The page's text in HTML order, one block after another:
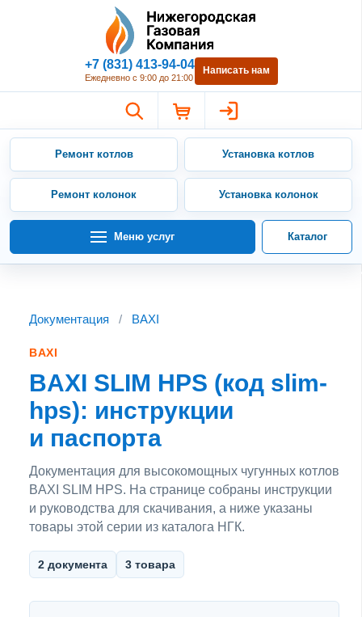
Нижегородская Газовая
+7 (831) 413-94-04
Ежедневно с 9:00 до 21:00
Написать нам
Ремонт котлов Установка котлов
Ремонт колонок Установка колонок
Меню услуг Каталог
Документация / BAXI
BAXI
BAXI SLIM HPS (код slim-
hps): инструкции
и паспорта
Документация для высокомощных чугунных котлов
BAXI SLIM HPS. На странице собраны инструкции
и руководства для скачивания, а ниже указаны
товары этой серии из каталога НГК.
2 документа 3 товара